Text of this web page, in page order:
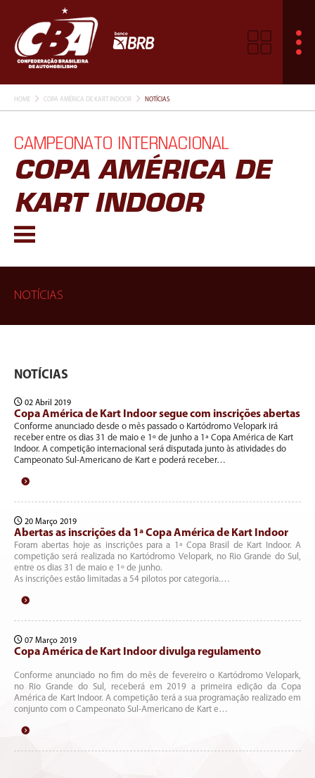
HOME COPA AMÉRICA DE KART INDOOR NOTÍCIAS
CAMPEONATO INTERNACIONAL
COPA AMÉRICA DE
KART INDOOR
NOTÍCIAS
NOTÍCIAS
02 Abril 2019
Copa América de Kart Indoor segue com inscrições abertas
Conforme anunciado desde o mês passado o Kartódromo Velopark irá
receber entre os dias 31 de maio e 1º de junho a 1ª Copa América de Kart
Indoor. A competição internacional será disputada junto às atividades do
Campeonato Sul-Americano de Kart e poderá receber…
20 Março 2019
Abertas as inscrições da 1ª Copa América de Kart Indoor
Foram abertas hoje as inscrições para a 1ª Copa Brasil de Kart Indoor. A
competição será realizada no Kartódromo Velopark, no Rio Grande do Sul,
entre os dias 31 de maio e 1º de junho.
As inscrições estão limitadas a 54 pilotos por categoria.…
07 Março 2019
Copa América de Kart Indoor divulga regulamento
Conforme anunciado no fim do mês de fevereiro o Kartódromo Velopark,
no Rio Grande do Sul, receberá em 2019 a primeira edição da Copa
América de Kart Indoor. A competição terá a sua programação realizado em
conjunto com o Campeonato Sul-Americano de Kart e…